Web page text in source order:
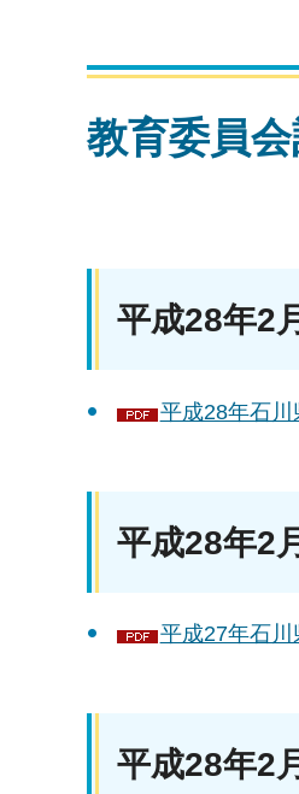
教育委員
平成28年2
平成28年石川
平成28年2
平成27年石川
平成28年2